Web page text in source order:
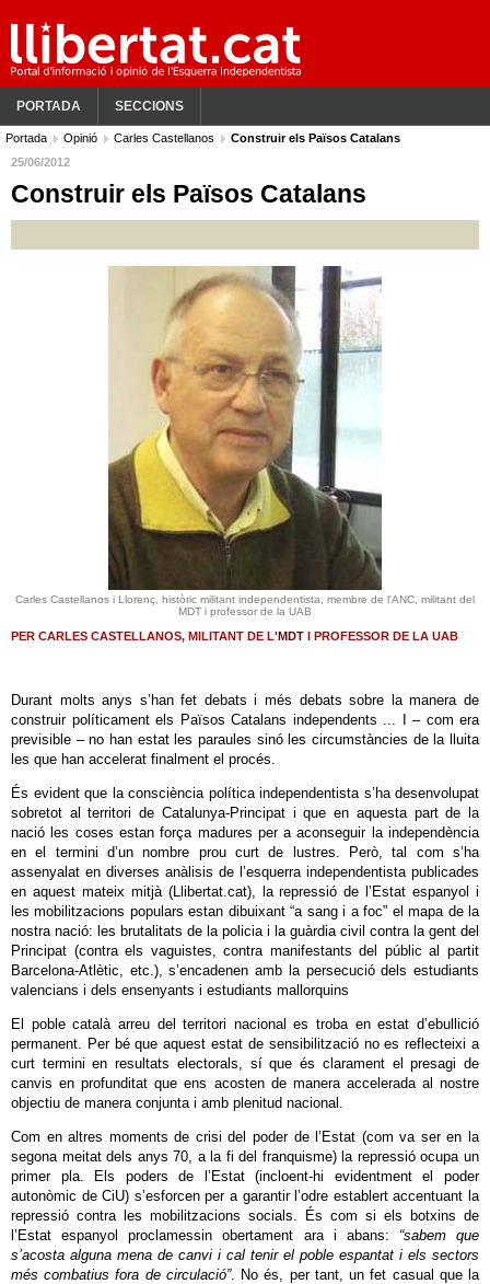
PORTADA SECCIONS
Portada Opinió Carles Castellanos
Construir els Països Catalans
25/06/2012
Construir els Països Catalans
Carles Castellanos i Llorenç, històric militant independentista, membre de l'ANC, militant del
MDT i professor de la UAB
PER CARLES CASTELLANOS, MILITANT DE L'MDT I PROFESSOR DE LA UAB
Durant molts anys s’han fet debats i més debats sobre la manera de
construir políticament els Països Catalans independents ... I – com era
previsible – no han estat les paraules sinó les circumstàncies de la lluita
les que han accelerat finalment el procés.
És evident que la consciència política independentista s’ha desenvolupat
sobretot al territori de Catalunya-Principat i que en aquesta part de la
nació les coses estan força madures per a aconseguir la independència
en el termini d’un nombre prou curt de lustres. Però, tal com s’ha
assenyalat en diverses anàlisis de l’esquerra independentista publicades
en aquest mateix mitjà (Llibertat.cat), la repressió de l’Estat espanyol i
les mobilitzacions populars estan dibuixant “a sang i a foc” el mapa de la
nostra nació: les brutalitats de la policia i la guàrdia civil contra la gent del
Principat (contra els vaguistes, contra manifestants del públic al partit
Barcelona-Atlètic, etc.), s’encadenen amb la persecució dels estudiants
valencians i dels ensenyants i estudiants mallorquins
El poble català arreu del territori nacional es troba en estat d’ebullició
permanent. Per bé que aquest estat de sensibilització no es reflecteixi a
curt termini en resultats electorals, sí que és clarament el presagi de
canvis en profunditat que ens acosten de manera accelerada al nostre
objectiu de manera conjunta i amb plenitud nacional.
Com en altres moments de crisi del poder de l’Estat (com va ser en la
segona meitat dels anys 70, a la fi del franquisme) la repressió ocupa un
primer pla. Els poders de l’Estat (incloent-hi evidentment el poder
autonòmic de CiU) s’esforcen per a garantir l’odre establert accentuant la
repressió contra les mobilitzacions socials. És com si els botxins de
l’Estat espanyol proclamessin obertament ara i abans: “sabem que
s’acosta alguna mena de canvi i cal tenir el poble espantat i els sectors
més combatius fora de circulació”. No és, per tant, un fet casual que la